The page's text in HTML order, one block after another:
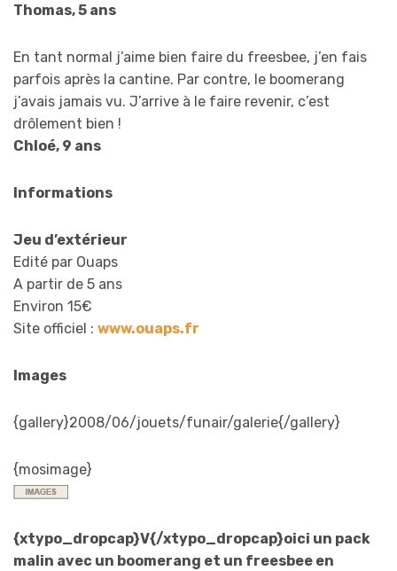
Thomas, 5 ans
En tant normal j’aime bien faire du freesbee, j’en fais
parfois après la cantine. Par contre, le boomerang
j’avais jamais vu. J’arrive à le faire revenir, c’est
drôlement bien !
Chloé, 9 ans
Informations
Jeu d’extérieur
Edité par Ouaps
A partir de 5 ans
Environ 15€
Site officiel : www.ouaps.fr
Images
{gallery}2008/06/jouets/funair/galerie{/gallery}
{mosimage}
{xtypo_dropcap}V{/xtypo_dropcap}oici un pack
malin avec un boomerang et un freesbee en